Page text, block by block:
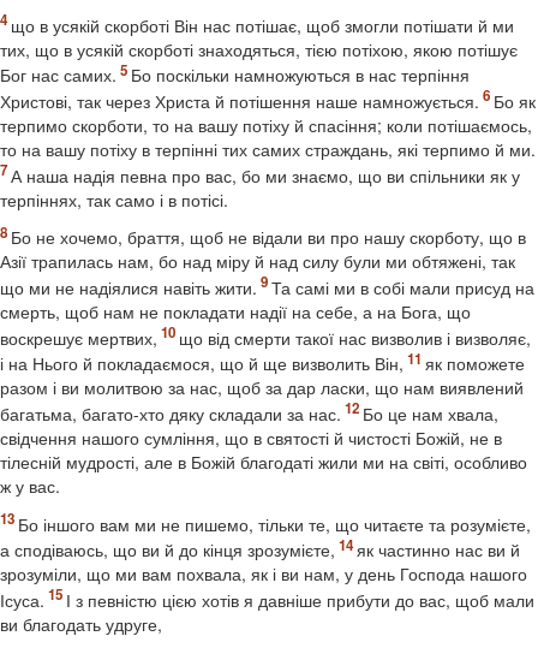
що в усякій скорботі Він нас потішає, щоб змогли потішати й ми
тих, що в усякій скорботі знаходяться, тією потіхою, якою потішує
Бог нас самих.
Бо поскільки намножуються в нас терпіння
Христові, так через Христа й потішення наше намножується.
Бо як
терпимо скорботи, то на вашу потіху й спасіння; коли потішаємось,
то на вашу потіху в терпінні тих самих страждань, які терпимо й ми.
А наша надія певна про вас, бо ми знаємо, що ви спільники як у
терпіннях, так само і в потісі.
Бо не хочемо, браття, щоб не відали ви про нашу скорботу, що в
Азії трапилась нам, бо над міру й над силу були ми обтяжені, так
що ми не надіялися навіть жити.
Та самі ми в собі мали присуд на
смерть, щоб нам не покладати надії на себе, а на Бога, що
воскрешує мертвих,
що від смерти такої нас визволив і визволяє,
і на Нього й покладаємося, що й ще визволить Він,
як поможете
разом і ви молитвою за нас, щоб за дар ласки, що нам виявлений
багатьма, багато-хто дяку складали за нас.
Бо це нам хвала,
свідчення нашого сумління, що в святості й чистості Божій, не в
тілесній мудрості, але в Божій благодаті жили ми на світі, особливо
ж у вас.
Бо іншого вам ми не пишемо, тільки те, що читаєте та розумієте,
а сподіваюсь, що ви й до кінця зрозумієте,
як частинно нас ви й
зрозуміли, що ми вам похвала, як і ви нам, у день Господа нашого
Ісуса.
І з певністю цією хотів я давніше прибути до вас, щоб мали
ви благодать удруге,